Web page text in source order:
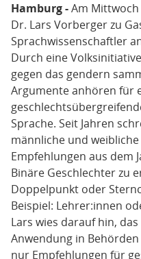
Hamburg -Am
Dr. Lars Vorberger zu
Sprachwissenschaftler
Durch eine
gegen das gendern
Argumente anhören für
Sprache. Seit Jahren
männliche und
Empfehlungen aus dem
Binäre Geschlechter zu
Doppelpunkt oder
Beispiel: Lehrer:innen
Lars wies darauf hin,
Anwendung in
nur Empfehlungen für